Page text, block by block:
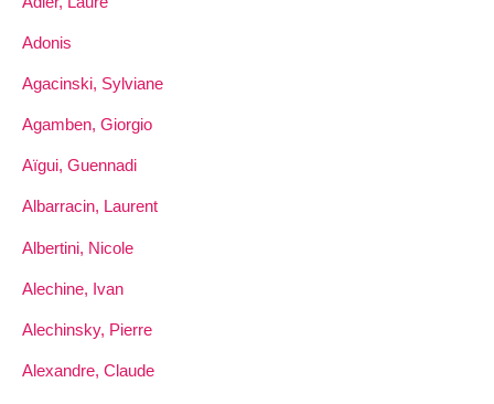
Adonis
Agacinski, Sylviane
Agamben, Giorgio
Aïgui, Guennadi
Albarracin, Laurent
Albertini, Nicole
Alechine, Ivan
Alechinsky, Pierre
Alexandre, Claude